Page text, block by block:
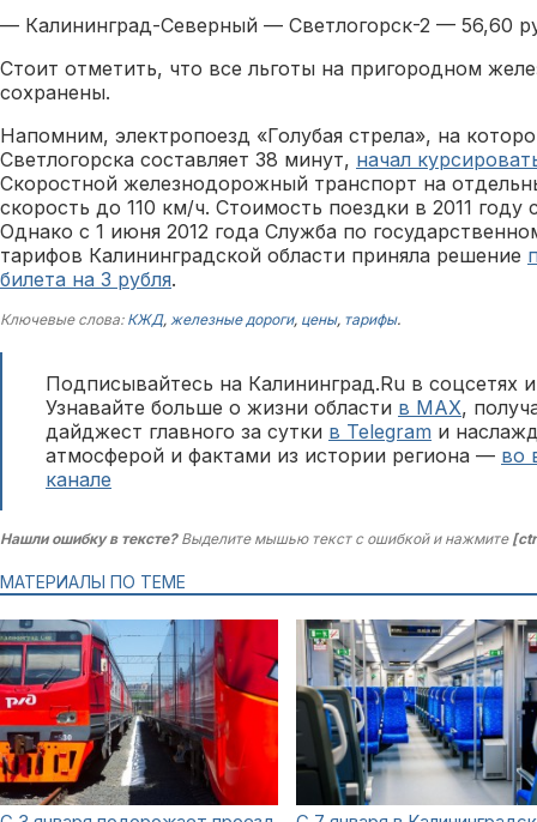
— Калининград-Северный — Светлогорск-2 — 56,60
Стоит отметить, что все льготы на пригородном
сохранены.
Напомним, электропоезд «Голубая стрела», на
Светлогорска составляет 38 минут, начал
Скоростной железнодорожный транспорт на
скорость до 110 км/ч. Стоимость поездки в 2011 году
Однако с 1 июня 2012 года Служба по
тарифов Калининградской области приняла решение
билета на 3 рубля.
Ключевые слова: КЖД, железные дороги, цены, тарифы.
Подписывайтесь на Калининград.Ru в соцсетях
Узнавайте больше о жизни области в MAX,
дайджест главного за сутки в Telegram и
атмосферой и фактами из истории региона — во
канале
Нашли ошибку в тексте?Выделите мышью текст с ошибкой и нажмите
МАТЕРИАЛЫ ПО ТЕМЕ